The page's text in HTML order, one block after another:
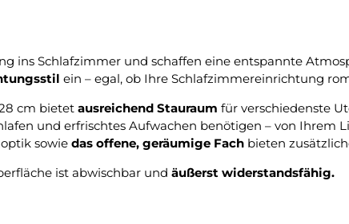
ins Schlafzimmer und schaffen eine entspannte
ein – egal, ob Ihre Schlafzimmereinrichtung
cm bietet ausreichend Stauraum für verschiedenste
und erfrischtes Aufwachen benötigen – von Ihrem
sowie das offene, geräumige Fach bieten
ist abwischbar und äußerst widerstandsfähig.